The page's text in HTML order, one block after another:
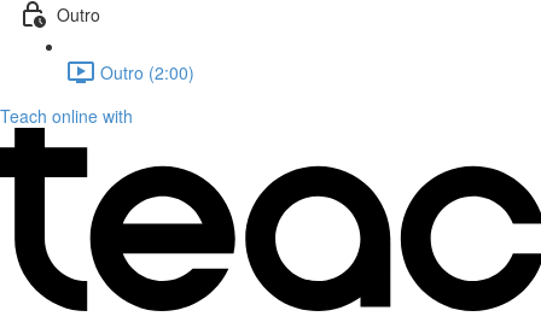
Outro
Outro (2:00)
Teach online with